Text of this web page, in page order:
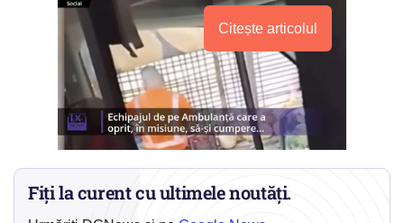
Citește articolul
Fiți la curent cu ultimele noutăți.